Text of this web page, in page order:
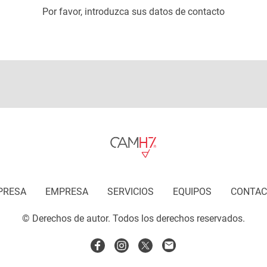
Por favor, introduzca sus datos de contacto
EMPRESA SERVICIOS EQUIPOS
© Derechos de autor. Todos los derechos reservados.